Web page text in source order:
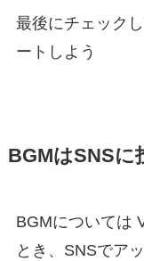
最後にチェック
ートしよう
BGMはSNSに
BGMについては
とき、SNSでア